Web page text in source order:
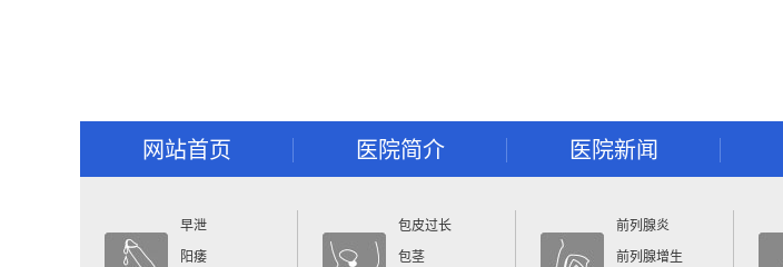
网站首页 医院简介 医院新闻
早泄
阳痿
包皮过长
包茎
前列腺炎
前列腺增生